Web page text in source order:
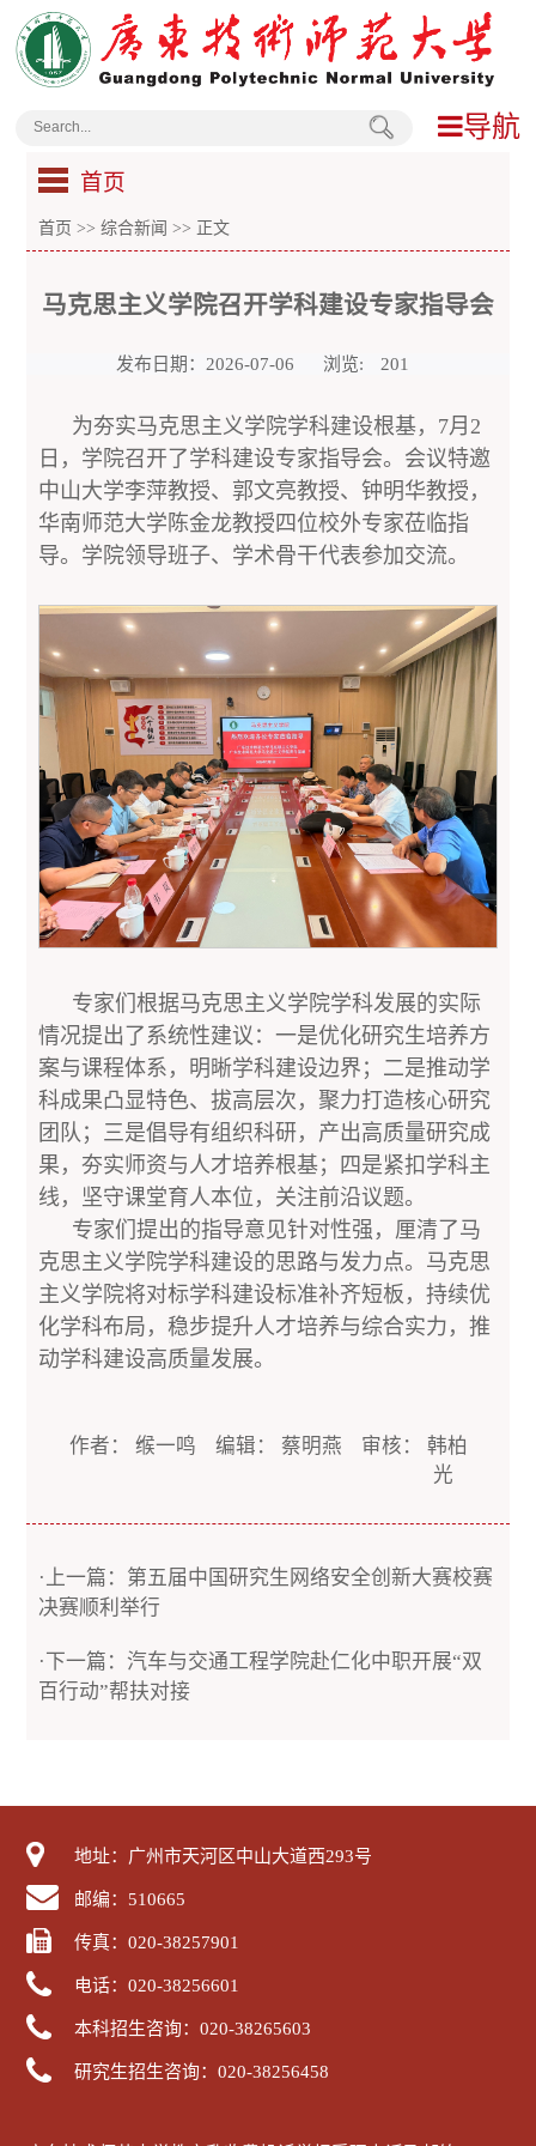
导航
首页
首页 >>综合新闻 >> 正文
马克思主义学院召开学科建设专家指导会
发布日期：2026-07-06 浏览: 201
为夯实马克思主义学院学科建设根基，7月2
日，学院召开了学科建设专家指导会。会议特邀
中山大学李萍教授、郭文亮教授、钟明华教授，
华南师范大学陈金龙教授四位校外专家莅临指
导。学院领导班子、学术骨干代表参加交流。
专家们根据马克思主义学院学科发展的实际
情况提出了系统性建议：一是优化研究生培养方
案与课程体系，明晰学科建设边界；二是推动学
科成果凸显特色、拔高层次，聚力打造核心研究
团队；三是倡导有组织科研，产出高质量研究成
果，夯实师资与人才培养根基；四是紧扣学科主
线，坚守课堂育人本位，关注前沿议题。
专家们提出的指导意见针对性强，厘清了马
克思主义学院学科建设的思路与发力点。马克思
主义学院将对标学科建设标准补齐短板，持续优
化学科布局，稳步提升人才培养与综合实力，推
动学科建设高质量发展。
作者： 缑一鸣 编辑： 蔡明燕 审核： 韩柏
光
·上一篇：第五届中国研究生网络安全创新大赛校赛
决赛顺利举行
·下一篇：汽车与交通工程学院赴仁化中职开展“双
百行动”帮扶对接
地址：广州市天河区中山大道西293号
邮编：510665
传真：020-38257901
电话：020-38256601
本科招生咨询：020-38265603
研究生招生咨询：020-38256458